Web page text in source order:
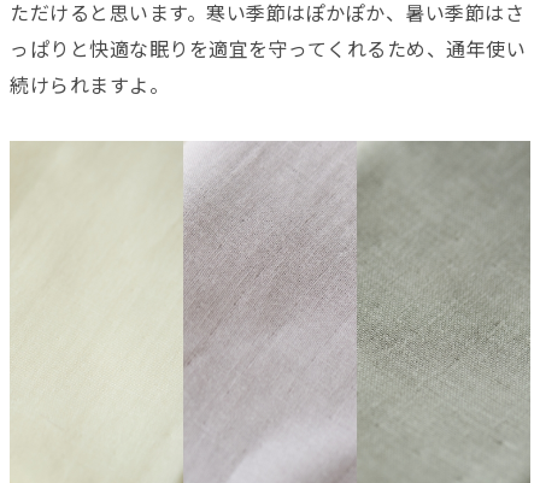
ただけると思います。寒い季節はぽかぽか、暑い季節はさ
っぱりと快適な眠りを適宜を守ってくれるため、通年使い
続けられますよ。